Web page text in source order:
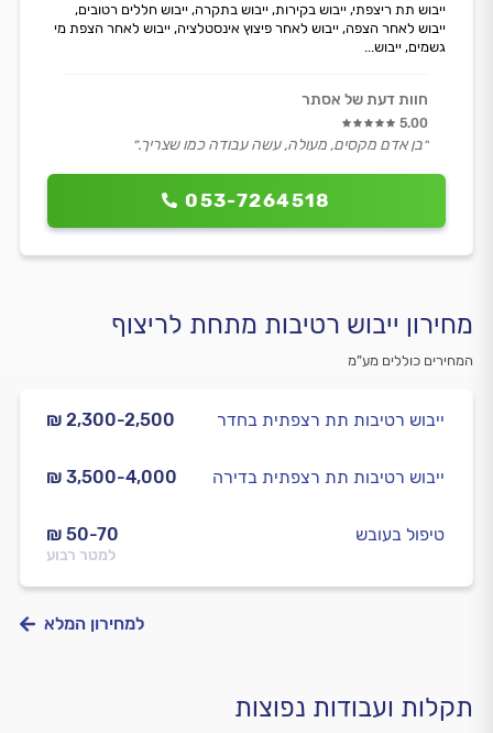
053-7264518
ייבוש תת ריצפתי, ייבוש בקירות, ייבוש בתקרה, ייבוש חללים רטובים,
ייבוש לאחר הצפה, ייבוש לאחר פיצוץ אינסטלציה, ייבוש לאחר הצפת מי
גשמים, ייבוש...
חוות דעת של אסתר
5.00
״בן אדם מקסים, מעולה, עשה עבודה כמו שצריך.״
מחירון ייבוש רטיבות מתחת לריצוף
המחירים כוללים מע”מ
₪ 2,300-2,500 ייבוש רטיבות תת רצפתית בחדר
₪ 3,500-4,000 ייבוש רטיבות תת רצפתית בדירה
₪ 50-70
למטר רבוע
טיפול בעובש
למחירון המלא
תקלות ועבודות נפוצות